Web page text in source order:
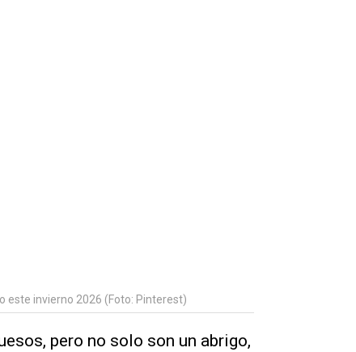
este invierno 2026 (Foto: Pinterest)
pero no solo son un abrigo,